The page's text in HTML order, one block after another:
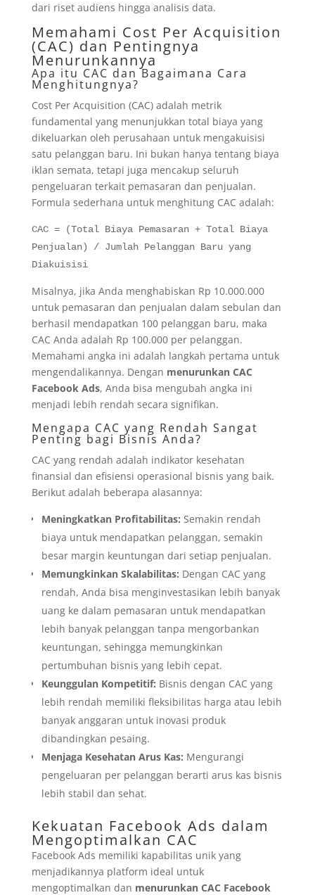
dari riset audiens hingga analisis data.
Memahami Cost Per Acquisition
(CAC) dan Pentingnya
Menurunkannya
Apa itu CAC dan Bagaimana Cara
Menghitungnya?
Cost Per Acquisition (CAC) adalah metrik
fundamental yang menunjukkan total biaya yang
dikeluarkan oleh perusahaan untuk mengakuisisi
satu pelanggan baru. Ini bukan hanya tentang biaya
iklan semata, tetapi juga mencakup seluruh
pengeluaran terkait pemasaran dan penjualan.
Formula sederhana untuk menghitung CAC adalah:
CAC = (Total Biaya Pemasaran + Total Biaya
Penjualan) / Jumlah Pelanggan Baru yang
Diakuisisi
Misalnya, jika Anda menghabiskan Rp 10.000.000
untuk pemasaran dan penjualan dalam sebulan dan
berhasil mendapatkan 100 pelanggan baru, maka
CAC Anda adalah Rp 100.000 per pelanggan.
Memahami angka ini adalah langkah pertama untuk
mengendalikannya. Dengan menurunkan CAC
Facebook Ads, Anda bisa mengubah angka ini
menjadi lebih rendah secara signifikan.
Mengapa CAC yang Rendah Sangat
Penting bagi Bisnis Anda?
CAC yang rendah adalah indikator kesehatan
finansial dan efisiensi operasional bisnis yang baik.
Berikut adalah beberapa alasannya:
Meningkatkan Profitabilitas: Semakin rendah
biaya untuk mendapatkan pelanggan, semakin
besar margin keuntungan dari setiap penjualan.
Memungkinkan Skalabilitas: Dengan CAC yang
rendah, Anda bisa menginvestasikan lebih banyak
uang ke dalam pemasaran untuk mendapatkan
lebih banyak pelanggan tanpa mengorbankan
keuntungan, sehingga memungkinkan
pertumbuhan bisnis yang lebih cepat.
Keunggulan Kompetitif: Bisnis dengan CAC yang
lebih rendah memiliki fleksibilitas harga atau lebih
banyak anggaran untuk inovasi produk
dibandingkan pesaing.
Menjaga Kesehatan Arus Kas: Mengurangi
pengeluaran per pelanggan berarti arus kas bisnis
lebih stabil dan sehat.
Kekuatan Facebook Ads dalam
Mengoptimalkan CAC
Facebook Ads memiliki kapabilitas unik yang
menjadikannya platform ideal untuk
mengoptimalkan dan menurunkan CAC Facebook